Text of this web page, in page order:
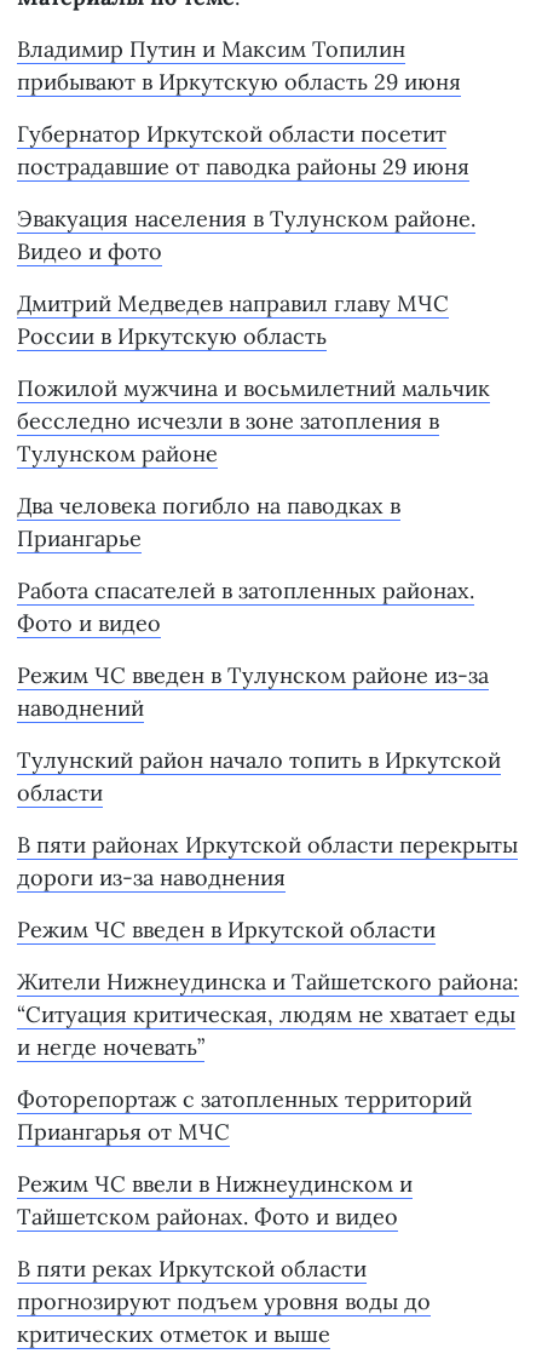
Владимир Путин и Максим Топилин
прибывают в Иркутскую область 29 июня
Губернатор Иркутской области посетит
пострадавшие от паводка районы 29 июня
Эвакуация населения в Тулунском районе.
Видео и фото
Дмитрий Медведев направил главу МЧС
России в Иркутскую область
Пожилой мужчина и восьмилетний мальчик
бесследно исчезли в зоне затопления в
Тулунском районе
Два человека погибло на паводках в
Приангарье
Работа спасателей в затопленных районах.
Фото и видео
Режим ЧС введен в Тулунском районе из-за
наводнений
Тулунский район начало топить в Иркутской
области
В пяти районах Иркутской области перекрыты
дороги из-за наводнения
Режим ЧС введен в Иркутской области
Жители Нижнеудинска и Тайшетского района:
“Ситуация критическая, людям не хватает еды
и негде ночевать”
Фоторепортаж с затопленных территорий
Приангарья от МЧС
Режим ЧС ввели в Нижнеудинском и
Тайшетском районах. Фото и видео
В пяти реках Иркутской области
прогнозируют подъем уровня воды до
критических отметок и выше